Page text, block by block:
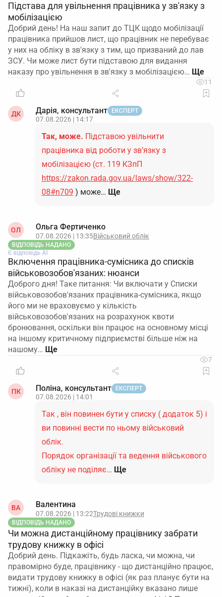
Підстава для увільнення працівника у зв'язку з
мобілізацією
Добрий день! На наш запит до ТЦК щодо мобілізації
працівника прийшов лист, що працівник не перебуває
у них на обліку в зв'язку з тим, що призваний до лав
ЗСУ. Чи може лист бути підставою для видання
наказу про увільнення в зв'язку з мобілізацією…
11
ДК Дарія, консультант ЕКСПЕРТ
07.08.2026 | 14:17
Так, може. Підставою увільнити
працівника від роботи у зв’язку з
мобілізацією (ст. 119 КЗпП
https://zakon.rada.gov.ua/laws/show/322-
08#n709 ) може… Ще
ОЛ Ольга Фертиченко
07.08.2026 | 13:35Військовий облік
ВІДПОВІДЬ НАДАНО
Є відповідь АІ
Включення працівника-сумісника до списків
військовозобов'язаних: нюанси
Доброго дня! Таке питання: Чи включати у Списки
військовозобов'язаних працівника-сумісника, якщо
його ми не враховуємо у кількість
військовозобов'язаних на розрахунок квоти
бронювання, оскільки він працює на основному місці
на іншому критичному підприємстві більше ніж на
нашому…
7
ПК Поліна, консультант ЕКСПЕРТ
07.08.2026 | 14:01
Так , він повинен бути у списку ( додаток 5) і
ви повинні вести по ньому військовий
облік.
Порядок організації та ведення військового
обліку не поділяє… Ще
ВА Валентина
07.08.2026 | 13:22Трудові книжки
ВІДПОВІДЬ НАДАНО
Чи можна дистанційному працівнику забрати
трудову книжку в офісі
Добрий день. Підкажіть, будь ласка, чи можна, чи
правомірно буде, працівнику - що дистанційно працює,
видати трудову книжку в офісі (як раз планує бути на
тижні), коли в наказі на дистанційку вказано лише